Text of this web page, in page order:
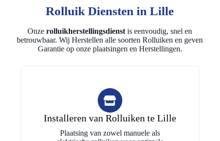
Rolluik Diensten in Lille
Onzerolluikherstellingsdienst is eenvoudig, snel en
betrouwbaar. Wij Herstellen alle soorten Rolluiken en geven
Garantie op onze plaatsingen en Herstellingen.
Installeren van Rolluiken te Lille
Plaatsing van zowel manuele als